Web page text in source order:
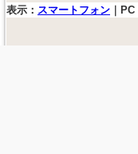
表示： スマートフォン PC